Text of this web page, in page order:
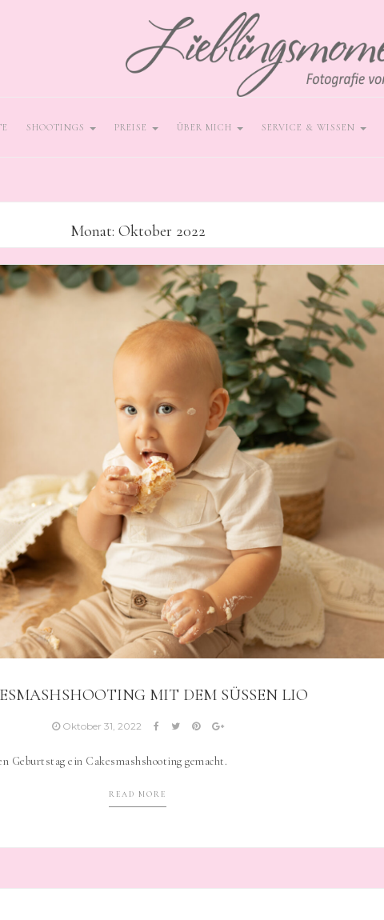
SHOOTINGS PREISE ÜBER MICH SERVICE & WISSEN
Monat: Oktober 2022
MIT DEM SÜSSEN LIO
Oktober 31, 2022
Geburtstag ein Cakesmashshooting gemacht.
READ MORE